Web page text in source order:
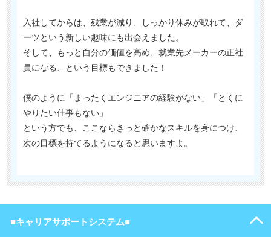
入社してからは、残業が減り、しっかり休みが取れて、ダ
ーツという新しい趣味にも出会えました。
そして、もっと自分の価値を高め、就業先メーカーの正社
員になる、という目標もできました！
僕のように「まったくエンジニアの経験がない」「とくに
やりたい仕事もない」
という方でも、ここならきっと確かなスキルを身につけ、
次の目標を持てるようになると思いますよ。
■キャリアサポートシステム■